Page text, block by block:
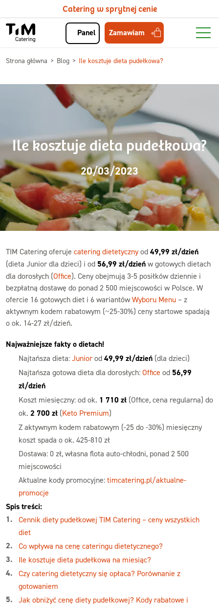
Catering w sprytnej cenie
Panel Zamawiam
Strona główna Blog Ile kosztuje dieta pudełkowa?
Ile kosztuje dieta pudełkowa?
20/03/2023
TIM Catering oferuje catering dietetycznyod 49,99 zł/dzień
(dieta Junior dla dzieci) i od 56,99 zł/dzień w gotowych dietach
dla dorosłych (Office). Ceny obejmują 3-5 posiłków dziennie i
bezpłatną dostawę do ponad 2 500 miejscowości w Polsce. W
ofercie 16 gotowych diet i 6 wariantówWyboru Menu – z
aktywnym kodem rabatowym (~25-30%) ceny startowe spadają
o ok. 14-27 zł/dzień.
Najważniejsze fakty o dietach!
Najtańsza dieta: Juniorod 49,99 zł/dzień (dla dzieci)
Najtańsza gotowa dieta dla dorosłych: Office od 56,99
zł/dzień
Koszt miesięczny: od ok. 1 710 zł (Office, cena regularna) do
ok. 2 700 zł (Keto Premium)
Z aktywnym kodem rabatowym (-25 do -30%) miesięczny
koszt spada o ok. 425-810 zł
Dostawa: 0 zł, własna flota auto-chłodni, ponad 2 500
miejscowości
Aktualne kody promocyjne: timcatering.pl/aktualne-
promocje
Spis treści:
Cennik diety pudełkowej TIM Catering – ceny wszystkich
diet
Co wpływa na cenę cateringu dietetycznego?
Ile kosztuje dieta pudełkowa na miesiąc?
Czy catering dietetyczny się opłaca? Porównanie z
gotowaniem
Jak obniżyć cenę diety pudełkowej? Kody rabatowe i